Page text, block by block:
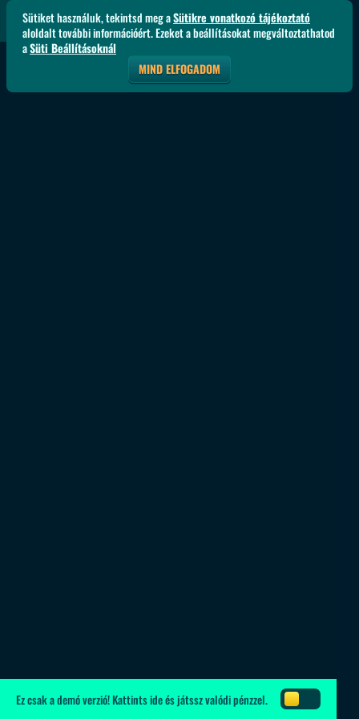
Ez csak a demó verzió!Kattints ideés játssz valódi pénzzel.
Sütiket használuk, tekintsd meg aSütikre vonatkozó tájékoztató
aloldalt további információért. Ezeket a beállításokat megváltoztathatod
aSüti Beállításoknál
MIND ELFOGADOM